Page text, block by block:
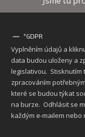
*GDPR
Vyplněním údajů a
data budou uloženy a
legislativou. Stisknutím
zpracováním
které se budou týkat
na burze. Odhlásit se
každým e-mailem